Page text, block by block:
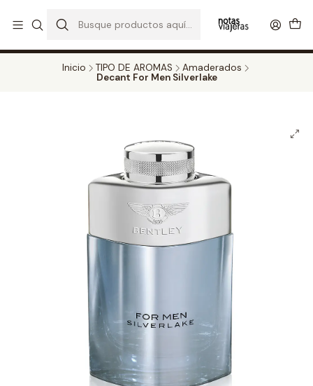
TODOS LOS DECANTS
Inicio TIPO DE AROMAS
Amaderados
Decant For Men Silverlake